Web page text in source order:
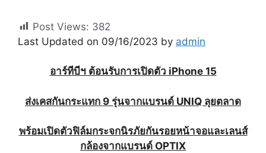
Post Views: 382
Last Updated on 09/16/2023 by admin
อาร์ทีบีฯ ต้อนรับการเปิดตัว iPhone 15
ส่งเคสกันกระแทก 9 รุ่นจากแบรนด์ UNIQ ลุยตลาด
พร้อมเปิดตัวฟิล์มกระจกนิรภัยกันรอยหน้าจอและเลนส์
กล้องจากแบรนด์ OPTIX